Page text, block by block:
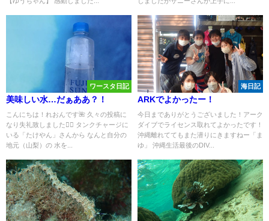
ワースタ日記
美味しい水…だぁああ？！
こんにちは！れおんです🌺 久々の投稿に
なり失礼致しました🙇‍♂️ タンクチャージに
いる「たけやん」さんから なんと自分の
地元（山梨）の 水を...
海日記
ARKでよかったー！
今日までありがとうございました！アーク
ダイブでライセンス取れてよかったです！
沖縄離れててもまた潜りにきますねー「ま
ゆ」 沖縄生活最後のDIV...